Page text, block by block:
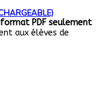
PDF seulement
aux élèves de